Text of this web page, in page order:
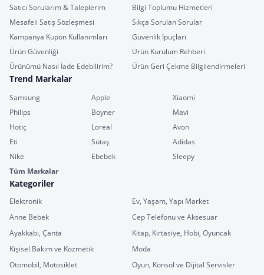
Satıcı Sorularım & Taleplerim
Bilgi Toplumu Hizmetleri
Mesafeli Satış Sözleşmesi
Sıkça Sorulan Sorular
Kampanya Kupon Kullanımları
Güvenlik İpuçları
Ürün Güvenliği
Ürün Kurulum Rehberi
Ürünümü Nasıl İade Edebilirim?
Ürün Geri Çekme Bilgilendirmeleri
Trend Markalar
Samsung Apple
Xiaomi
Philips
Boyner
Mavi
Hotiç
Loreal
Avon
Eti
Sütaş
Adidas
Nike
Ebebek
Sleepy
Tüm Markalar
Kategoriler
Elektronik
Ev, Yaşam, Yapı Market
Anne Bebek
Cep Telefonu ve Aksesuar
Ayakkabı, Çanta
Kitap, Kırtasiye, Hobi, Oyuncak
Kişisel Bakım ve Kozmetik
Moda
Otomobil, Motosiklet
Oyun, Konsol ve Dijital Servisler